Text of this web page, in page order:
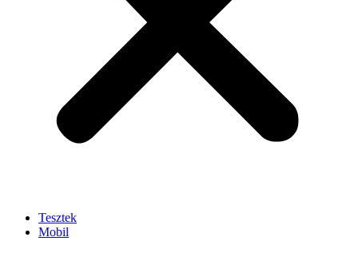
Tesztek
Mobil